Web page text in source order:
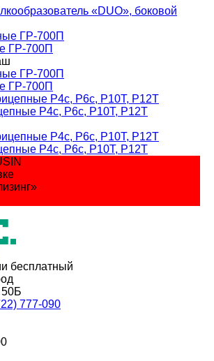
«DUO», боковой
ГР-700П
ГР-700П
P4с, P6с, P10T, P12T
P4с, P6с, P10T, P12T
бесплатный
50Б
777-090